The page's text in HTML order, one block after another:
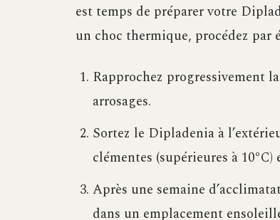
est temps de préparer votre
un choc thermique, procédez par
Rapprochez progressivement
arrosages.
Sortez le Dipladenia à
clémentes (supérieures à
Après une semaine
dans un emplacement